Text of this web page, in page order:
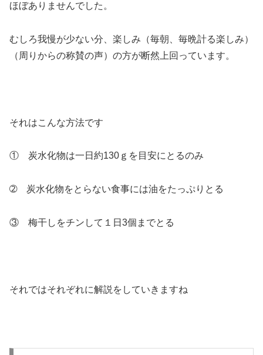
ほぼありませんでした。
むしろ我慢が少ない分、楽しみ（毎朝、毎晩計る楽しみ）
（周りからの称賛の声）の方が断然上回っています。
それはこんな方法です
① 炭水化物は一日約130ｇを目安にとるのみ
➁ 炭水化物をとらない食事には油をたっぷりとる
③ 梅干しをチンして１日3個までとる
それではそれぞれに解説をしていきますね